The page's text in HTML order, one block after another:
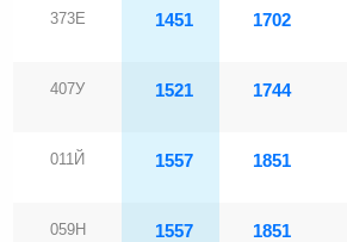
373Е 1451 1702
407У 1521 1744
011Й 1557 1851
059Н 1557 1851